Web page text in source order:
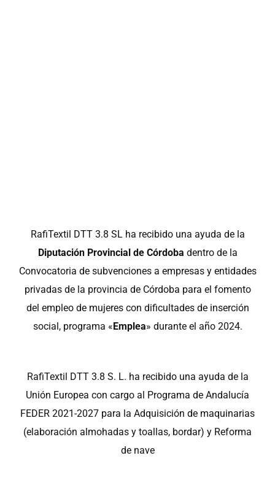
RafiTextil DTT 3.8 SL ha recibido una ayuda de la
Diputación Provincial de Córdoba dentro de la
Convocatoria de subvenciones a empresas y entidades
privadas de la provincia de Córdoba para el fomento
del empleo de mujeres con dificultades de inserción
social, programa «Emplea» durante el año 2024.
RafiTextil DTT 3.8 S. L. ha recibido una ayuda de la
Unión Europea con cargo al Programa de Andalucía
FEDER 2021-2027 para la Adquisición de maquinarias
(elaboración almohadas y toallas, bordar) y Reforma
de nave